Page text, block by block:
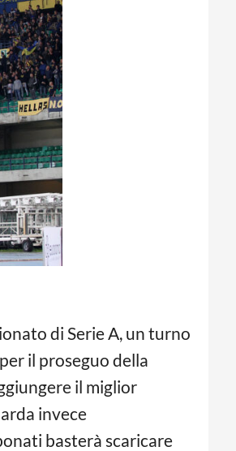
di Serie A, un turno
il proseguo della
il miglior
invece
basterà scaricare